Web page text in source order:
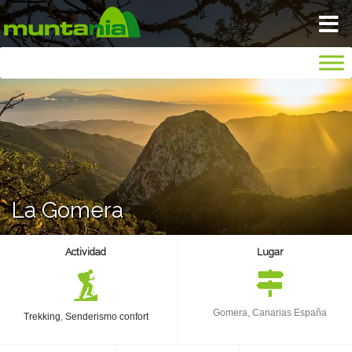
INICIO
BLOG
NOSOTROS
La Gomera
Actividad
Trekking, Senderismo confort
Lugar
Gomera, Canarias España